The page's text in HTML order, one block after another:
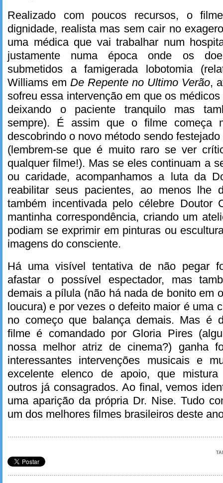
Realizado com poucos recursos, o
dignidade, realista mas sem cair no
uma médica que vai trabalhar num
justamente numa época onde os
submetidos a famigerada lobotomia
Williams em De Repente no Ultimo Verão,
sofreu essa intervenção em que os
deixando o paciente tranquilo mas
sempre). É assim que o filme começa
descobrindo o novo método sendo
(lembrem-se que é muito raro se ver
qualquer filme!). Mas se eles continuam a
ou caridade, acompanhamos a luta da
reabilitar seus pacientes, ao menos lhe
também incentivada pelo célebre Doutor
mantinha correspondência, criando um
podiam se exprimir em pinturas ou
imagens do consciente.
Há uma visível tentativa de não pegar
afastar o possível espectador, mas
demais a pílula (não há nada de bonito em
loucura) e por vezes o defeito maior é uma
no começo que balança demais. Mas é
filme é comandado por Gloria Pires
nossa melhor atriz de cinema?) ganha
interessantes intervenções musicais e
excelente elenco de apoio, que mistura
outros já consagrados. Ao final, vemos
uma aparição da própria Dr. Nise. Tudo
um dos melhores filmes brasileiros deste